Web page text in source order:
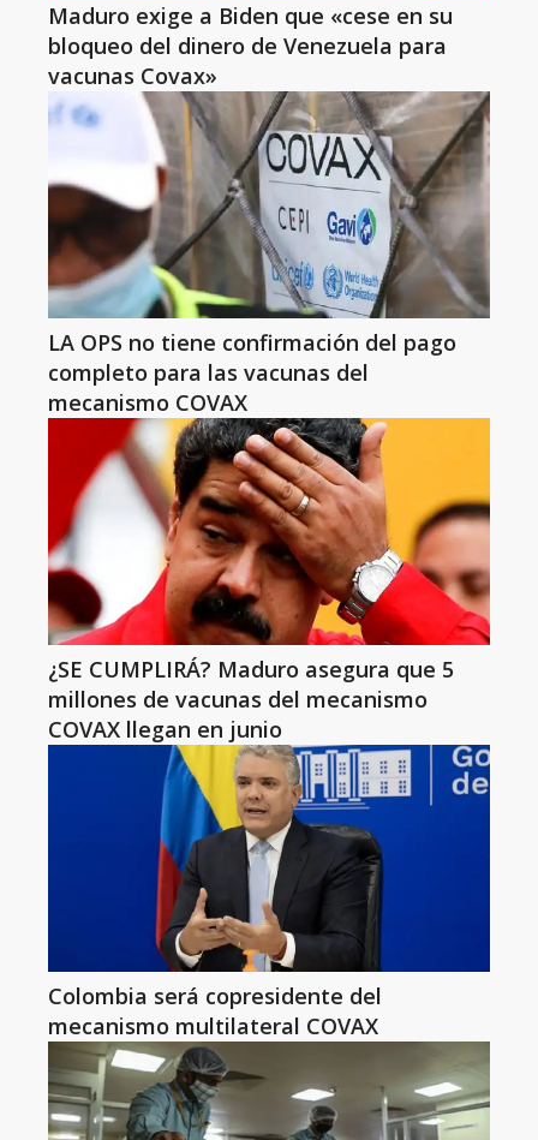
Maduro exige a Biden que «cese en su
bloqueo del dinero de Venezuela para
vacunas Covax»
LA OPS no tiene confirmación del pago
completo para las vacunas del
mecanismo COVAX
¿SE CUMPLIRÁ? Maduro asegura que 5
millones de vacunas del mecanismo
COVAX llegan en junio
Colombia será copresidente del
mecanismo multilateral COVAX